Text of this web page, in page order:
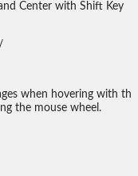
Center with Shift Key
when hovering with th
the mouse wheel.